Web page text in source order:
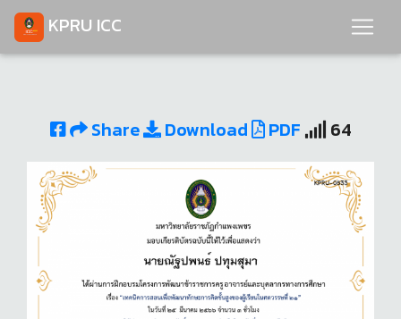
KPRU ICC
Share Download PDF 64